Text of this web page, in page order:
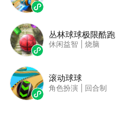
丛林球球极限酷跑
休闲益智 烧脑
滚动球球
角色扮演 回合制